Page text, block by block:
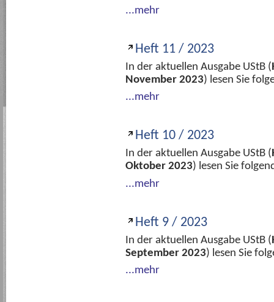
...mehr
Heft 11 / 2023
In der aktuellen Ausgabe UStB (
November 2023) lesen Sie
...mehr
Heft 10 / 2023
In der aktuellen Ausgabe UStB (
Oktober 2023) lesen Sie
...mehr
Heft 9 / 2023
In der aktuellen Ausgabe UStB (
September 2023) lesen Sie
...mehr